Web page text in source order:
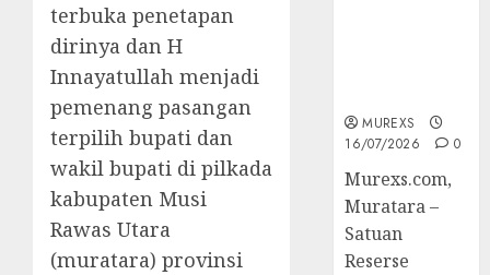
terbuka penetapan
dirinya dan H
Innayatullah menjadi
pemenang pasangan
terpilih bupati dan
wakil bupati di pilkada
kabupaten Musi
Rawas Utara
(muratara) provinsi
MUREXS
16/07/2026
0
Murexs.com,
Muratara –
Satuan
Reserse